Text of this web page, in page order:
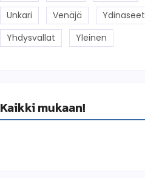
Unkari
Venäjä
Ydinaseet
Yhdysvallat
Yleinen
Kaikki mukaan!